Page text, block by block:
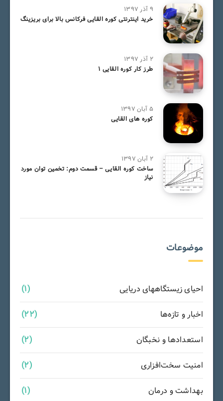
۹ آذر ۱۳۹۷
خرید اینترنتی کوره القایی فرکانس بالا برای بریزینگ
۲ آذر ۱۳۹۷
طرز کار کوره القایی 1
۵ آبان ۱۳۹۷
کوره های القایی
۲ آبان ۱۳۹۷
ساخت کوره القایی – قسمت دوم: تخمین توان مورد
نیاز
موضوعات
احیای زیستگاههای دریایی (1)
اخبار و تازه‌ها (22)
استعدادها و نخبگان (2)
امنیت سخت‌افزاری (2)
بهداشت و درمان (1)